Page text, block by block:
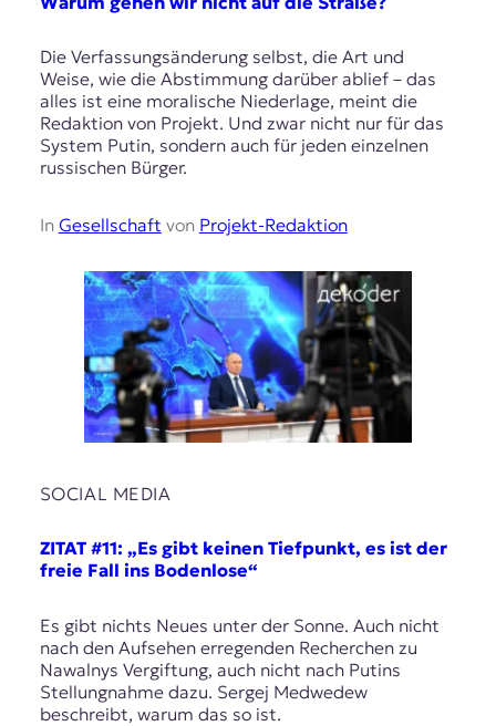
Die Verfassungsänderung selbst, die Art und
Weise, wie die Abstimmung darüber ablief – das
alles ist eine moralische Niederlage, meint die
Redaktion von Projekt. Und zwar nicht nur für das
System Putin, sondern auch für jeden einzelnen
russischen Bürger.
In Gesellschaft von Projekt-Redaktion
SOCIAL MEDIA
ZITAT #11: „Es gibt keinen Tiefpunkt, es ist der
freie Fall ins Bodenlose“
Es gibt nichts Neues unter der Sonne. Auch nicht
nach den Aufsehen erregenden Recherchen zu
Nawalnys Vergiftung, auch nicht nach Putins
Stellungnahme dazu. Sergej Medwedew
beschreibt, warum das so ist.